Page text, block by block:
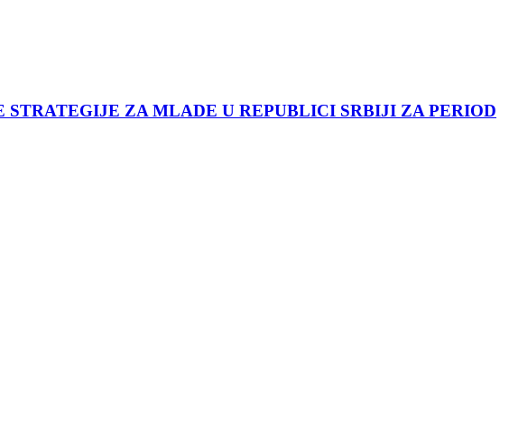
STRATEGIJE ZA MLADE U REPUBLICI SRBIJI ZA PERIOD